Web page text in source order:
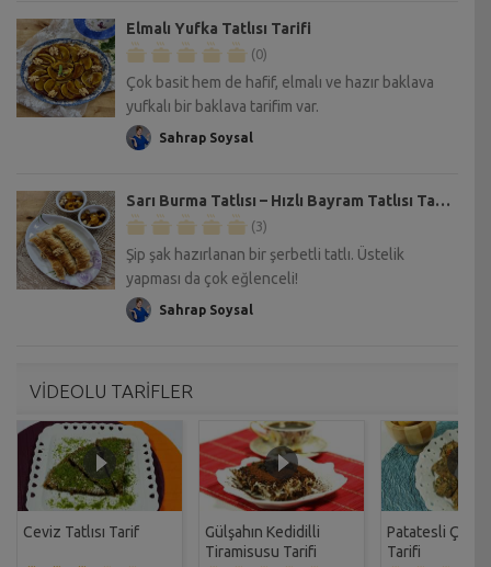
Elmalı Yufka Tatlısı Tarifi
(0)
Çok basit hem de hafif, elmalı ve hazır baklava
yufkalı bir baklava tarifim var.
Sahrap Soysal
Sarı Burma Tatlısı – Hızlı Bayram Tatlısı Tarifi
(3)
Şip şak hazırlanan bir şerbetli tatlı. Üstelik
yapması da çok eğlenceli!
Sahrap Soysal
VİDEOLU TARİFLER
Ceviz Tatlısı Tarif
Gülşahın Kedidilli
Tiramisusu Tarifi
Patatesli Çıtır
Tarifi